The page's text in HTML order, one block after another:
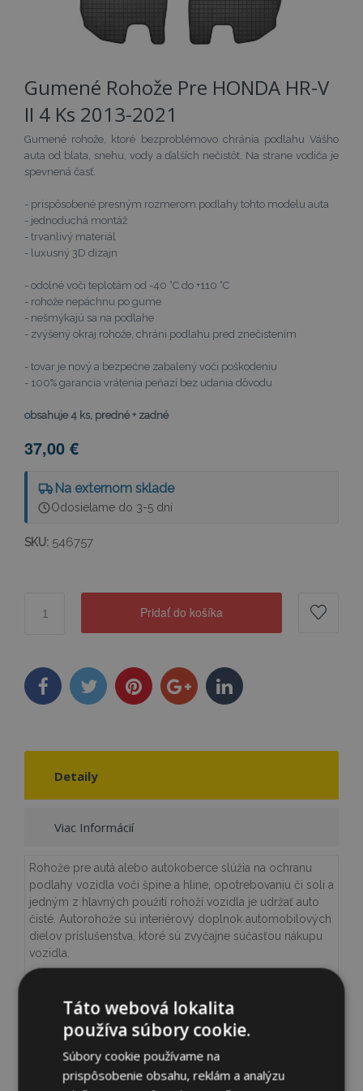
na
začiatok
galérie
obrázkov
Gumené Rohože Pre HONDA HR-V
II 4 Ks 2013-2021
Gumené rohože, ktoré bezproblémovo chránia podlahu Vášho
auta od blata, snehu, vody a ďalších nečistôt. Na strane vodiča je
spevnená časť.
- prispôsobené presným rozmerom podlahy tohto modelu auta
- jednoduchá montáž
- trvanlivý materiál
- luxusný 3D dizajn
- odolné voči teplotám od -40 °C do +110 °C
- rohože nepáchnu po gume
- nešmýkajú sa na podlahe
- zvýšený okraj rohože, chráni podlahu pred znečistením
- tovar je nový a bezpečne zabalený voči poškodeniu
- 100% garancia vrátenia peňazí bez udania dôvodu
obsahuje 4 ks, predné + zadné
37,00 €
Na externom sklade
Odosielame do 3-5 dní
SKU: 546757
Pridať do košíka
Detaily
Viac Informácií
Rohože pre autá alebo autokoberce slúžia na ochranu
podlahy vozidla voči špine a hline, opotrebovaniu či soli a
jedným z hlavných použití rohoží vozidla je udržať auto
čisté. Autorohože sú interiérový doplnok automobilových
dielov príslušenstva, ktoré sú zvyčajne súčasťou nákupu
vozidla.
vymeniť za nové. Niektoré vyžadujú fixačné body,
zabezpečilo, že koberce zostanú pevne na svojom
mieste.
Gumené autokoberce sú ťažšie a vydržia dlhšie. Majú
Táto webová lokalita
používa súbory cookie.
Súbory cookie používame na
prispôsobenie obsahu, reklám a analýzu